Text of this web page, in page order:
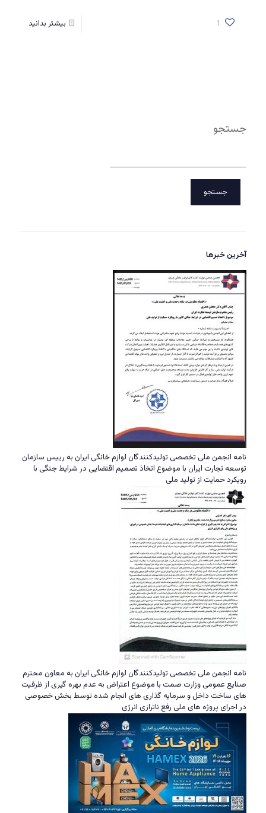
1 بیشتر بدانید
جستجو
جستجو
آخرین خبرها
نامه انجمن ملی تخصصی تولیدکنندگان لوازم خانگی ایران به رییس سازمان
توسعه تجارت ایران با موضوع اتخاذ تصمیم اقتضایی در شرایط جنگی با
رویکرد حمایت از تولید ملی
نامه انجمن ملی تخصصی تولیدکنندگان لوازم خانگی ایران به معاون محترم
صنایع عمومی وزارت صمت با موضوع اعتراض به عدم بهره گیری از ظرفیت
های ساخت داخل و سرمایه گذاری های انجام شده توسط بخش خصوصی
در اجرای پروژه های ملی رفع ناترازی انرژی